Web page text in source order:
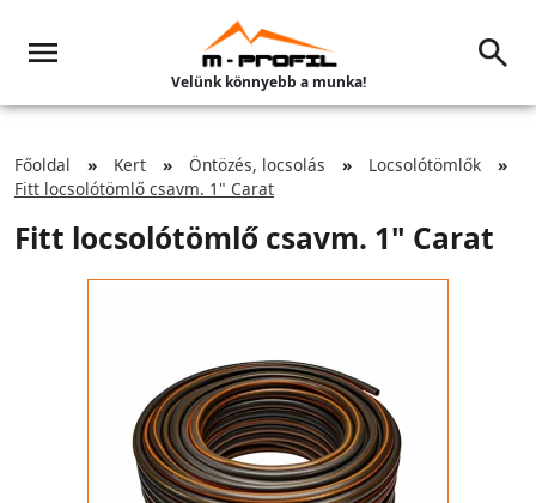
Velünk könnyebb a munka!
Főoldal Kert Öntözés, locsolás
Locsolótömlők
Fitt locsolótömlő csavm. 1" Carat
Fitt locsolótömlő csavm. 1" Carat